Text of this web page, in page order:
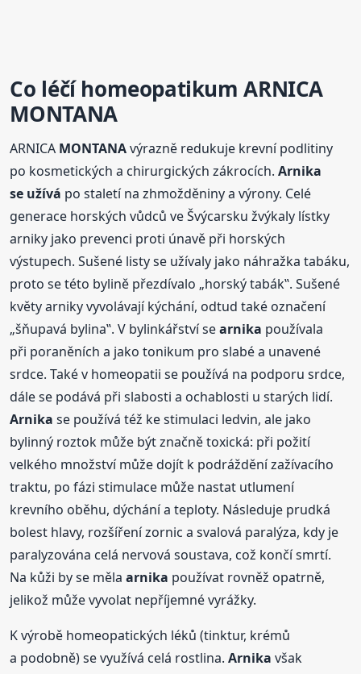
Co léčí homeopatikum ARNICA
MONTANA
ARNICA MONTANAvýrazně redukuje krevní podlitiny
po kosmetických a chirurgických zákrocích.Arnika
se užívá po staletí na zhmožděniny a výrony. Celé
generace horských vůdců ve Švýcarsku žvýkaly lístky
arniky jako prevenci proti únavě při horských
výstupech. Sušené listy se užívaly jako náhražka tabáku,
proto se této bylině přezdívalo „horský tabák‟. Sušené
květy arniky vyvolávají kýchání, odtud také označení
„šňupavá bylina‟. V bylinkářství searnika používala
při poraněních a jako tonikum pro slabé a unavené
srdce. Také v homeopatii se používá na podporu srdce,
dále se podává při slabosti a ochablosti u starých lidí.
Arnika se používá též ke stimulaci ledvin, ale jako
bylinný roztok může být značně toxická: při požití
velkého množství může dojít k podráždění zažívacího
traktu, po fázi stimulace může nastat utlumení
krevního oběhu, dýchání a teploty. Následuje prudká
bolest hlavy, rozšíření zornic a svalová paralýza, kdy je
paralyzována celá nervová soustava, což končí smrtí.
Na kůži by se mělaarnika používat rovněž opatrně,
jelikož může vyvolat nepříjemné vyrážky.
K výrobě homeopatických léků (tinktur, krémů
a podobně) se využívá celá rostlina.Arnika však